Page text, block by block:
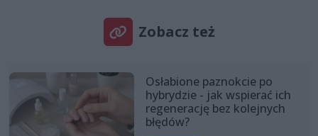
Zobacz też
Osłabione paznokcie po
hybrydzie - jak wspierać ich
regenerację bez kolejnych
błędów?